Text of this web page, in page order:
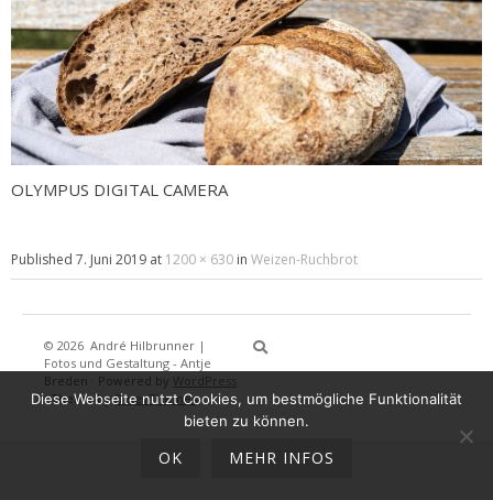
OLYMPUS DIGITAL CAMERA
Published 7. Juni 2019 at 1200 × 630 in Weizen-Ruchbrot
© 2026 André Hilbrunner |
Fotos und Gestaltung - Antje
Breden
Powered by WordPress
·Theme byDinevThemes
Diese Webseite nutzt Cookies, um bestmögliche Funktionalität
bieten zu können.
OK MEHR INFOS